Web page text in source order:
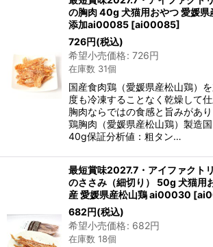
の胸肉 40g 犬猫用おやつ 愛媛県
添加ai00085 [ai00085]
726円(税込)
希望小売価格: 726円
在庫数 31個
国産食肉鶏（愛媛県産松山鶏）
度も冷凍することなく乾燥して仕
胸肉ならではの食感と旨みがあ
鶏胸肉（愛媛県産松山鶏）製造国
40g保証分析値：粗タン…
最短賞味2027.7・アイファクト
のささみ（細切り） 50g 犬猫用
産 愛媛県産松山鶏 ai00030 [
682円(税込)
希望小売価格: 682円
在庫数 18個